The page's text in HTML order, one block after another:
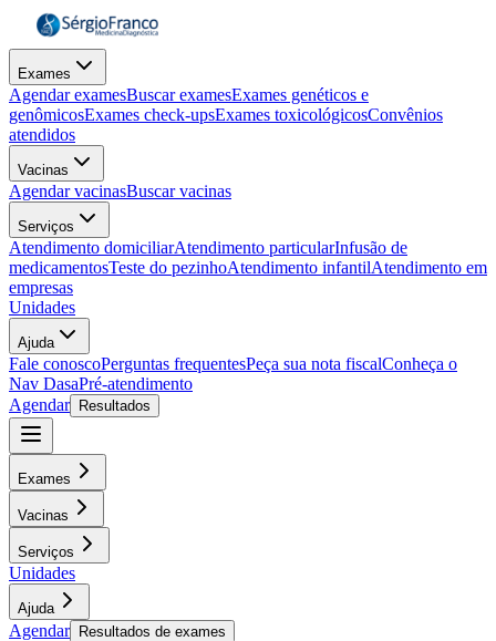
Exames
Agendar examesBuscar examesExames genéticos e
genômicosExames check-upsExames toxicológicosConvênios
atendidos
Vacinas
Agendar vacinasBuscar vacinas
Serviços
Atendimento domiciliarAtendimento particularInfusão de
medicamentosTeste do pezinhoAtendimento infantilAtendimento em
empresas
Unidades
Ajuda
Fale conoscoPerguntas frequentesPeça sua nota fiscalConheça o
Nav DasaPré-atendimento
Agendar
Resultados
Exames
Vacinas
Serviços
Unidades
Ajuda
Agendar Resultados de exames